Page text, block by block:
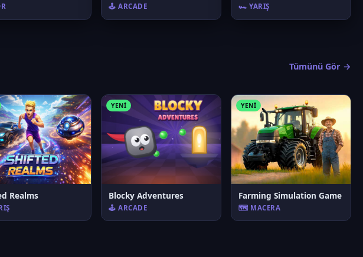
🕹️ ARCADE 🏎️ YARIŞ
Tümünü Gör →
Realms
YENI
Blocky Adventures
🕹️ ARCADE
YENI
Farming Simulation Game
🗺️ MACERA